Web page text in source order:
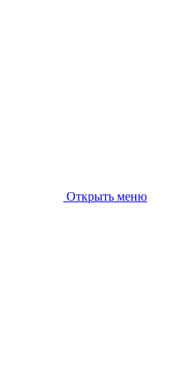
Открыть меню